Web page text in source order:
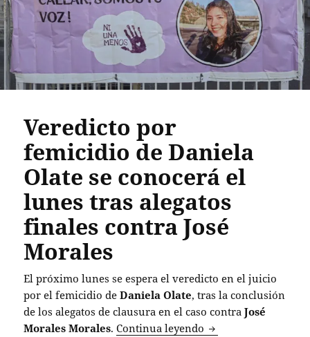
Veredicto por
femicidio de Daniela
Olate se conocerá el
lunes tras alegatos
finales contra José
Morales
El próximo lunes se espera el veredicto en el juicio
por el femicidio deDaniela Olate, tras la conclusión
de los alegatos de clausura en el caso contraJosé
Morales Morales.Continua leyendo Veredicto por